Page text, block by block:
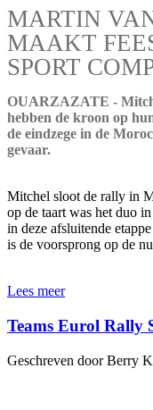
MARTIN
MAAKT
SPORT
OUARZAZATE -
hebben de kroon op
de eindzege in de
gevaar.
Mitchel sloot de rally in
op de taart was het duo
in deze afsluitende
is de voorsprong op de
Lees meer
Teams Eurol Rally
Geschreven door Berry